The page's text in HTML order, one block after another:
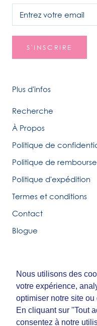
Nous utilisons des
votre expérience,
optimiser notre site
En cliquant sur ''Tout
consentez à notre
Nous utilisons des
votre expérience,
optimiser notre site
En cliquant sur ''Tout
consentez à notre
S'INSCRIRE
Plus d'infos
Recherche
À Propos
Politique de
Politique de
Politique d'expédition
Termes et conditions
Contact
Blogue
©
Fait par